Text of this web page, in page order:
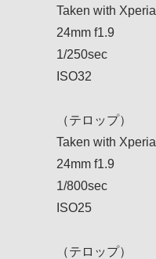
Taken with Xperia
24mm f1.9
1/250sec
ISO32
（テロップ）
Taken with Xperia
24mm f1.9
1/800sec
ISO25
（テロップ）